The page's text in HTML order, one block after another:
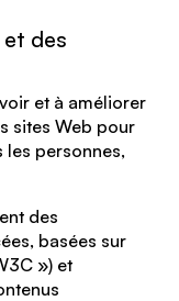
et des
et à améliorer
sites Web pour
les personnes,
des
basées sur
») et